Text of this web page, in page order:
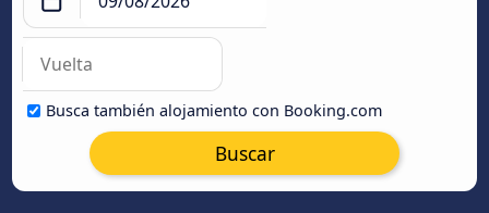
Busca también alojamiento con Booking.com
Buscar